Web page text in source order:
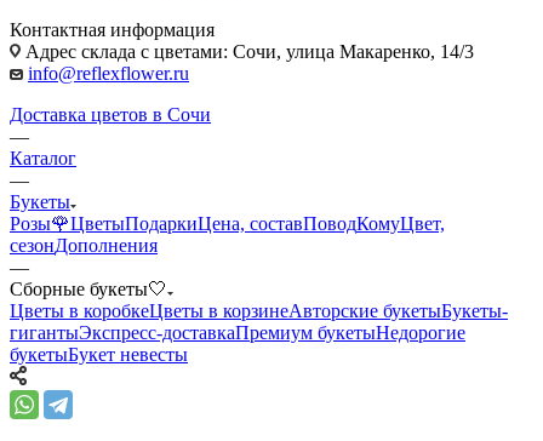
Контактная информация
Адрес склада с цветами: Сочи, улица Макаренко, 14/3
info@reflexflower.ru
Доставка цветов в Сочи
—
Каталог
—
Букеты
Розы🌹ЦветыПодаркиЦена, составПоводКомуЦвет,
сезонДополнения
—
Сборные букеты🤍
Цветы в коробкеЦветы в корзинеАвторские букетыБукеты-
гигантыЭкспресс-доставкаПремиум букетыНедорогие
букетыБукет невесты